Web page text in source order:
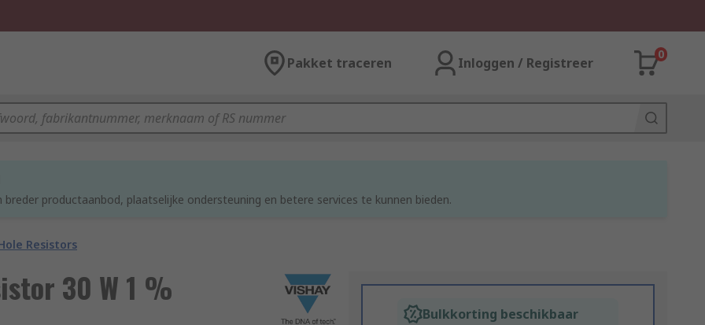
Pakket traceren Inloggen / Registreer
0
productaanbod, plaatselijke ondersteuning en betere services te kunnen bieden.
Resistors
30 W 1 %
Bulkkorting beschikbaar